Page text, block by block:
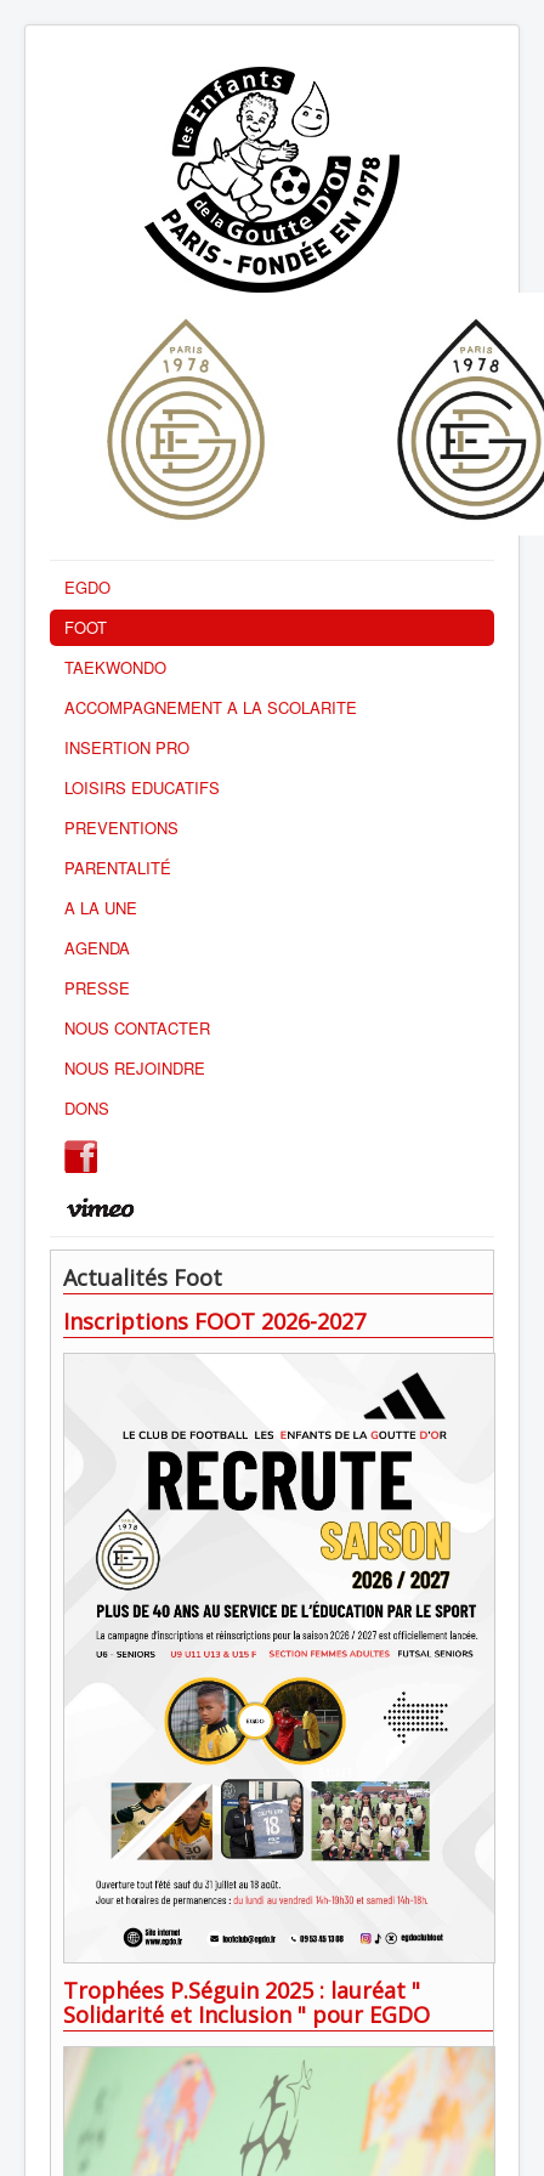
EGDO
FOOT
TAEKWONDO
ACCOMPAGNEMENT A LA SCOLARITE
INSERTION PRO
LOISIRS EDUCATIFS
PREVENTIONS
PARENTALITÉ
A LA UNE
AGENDA
PRESSE
NOUS CONTACTER
NOUS REJOINDRE
DONS
Actualités Foot
Inscriptions FOOT 2026-2027
Trophées P.Séguin 2025 : lauréat "
Solidarité et Inclusion " pour EGDO